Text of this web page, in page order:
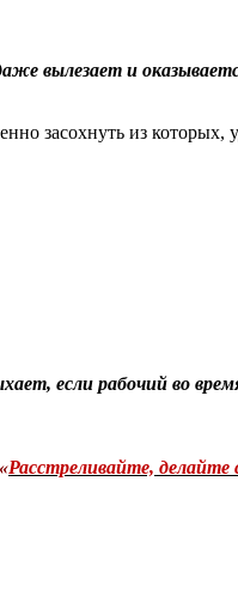
вылезает и
засохнуть из которых,
если рабочий во
Расстреливайте,